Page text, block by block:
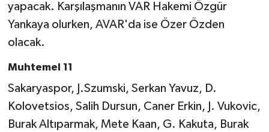
yapacak. Karşılaşmanın VAR Hakemi Özgür
Yankaya olurken, AVAR'da ise Özer Özden
olacak.
Muhtemel 11
Sakaryaspor, J.Szumski, Serkan Yavuz, D.
Kolovetsios, Salih Dursun, Caner Erkin, J. Vukovic,
Burak Altıparmak, Mete Kaan, G. Kakuta, Burak